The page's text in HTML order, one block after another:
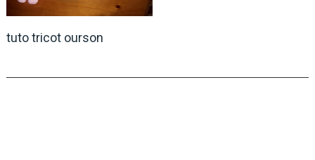
tuto tricot ourson